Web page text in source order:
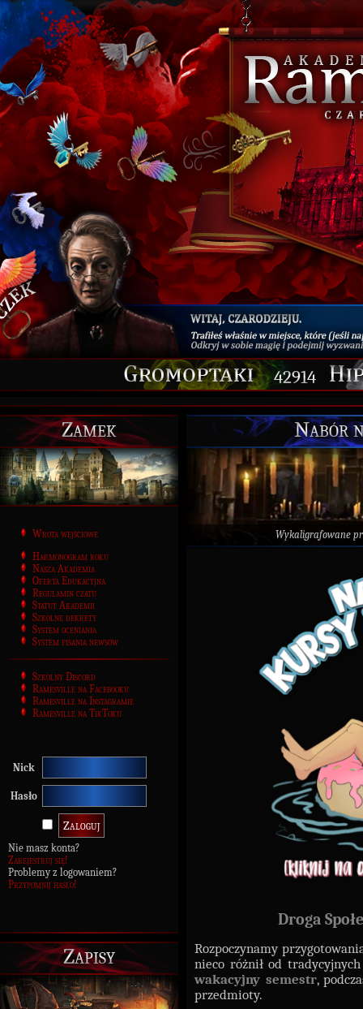
42914
Zamek
Wrota wejściowe
Harmonogram roku
Nasza Akademia
Oferta Edukacyjna
Regulamin czatu
Statut Akademii
Szkolne dekrety
System oceniania
System pisania newsów
Szkolny Discord
Ramesville na Facebooku
Ramesville na Instagramie
Ramesville na TikToku
Nick
Hasło
Nie masz konta?
Zarejestruj się!
Problemy z logowaniem?
Przypomnij hasło!
Zapisy
Nabór
Wykaligrafowane
Droga
Rozpoczynamy
nieco różnił od
wakacyjny semestr,
przedmioty.